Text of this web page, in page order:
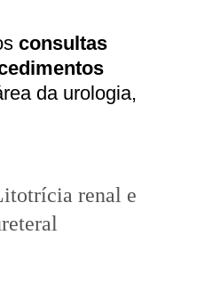
renal e
consultas
da urologia,